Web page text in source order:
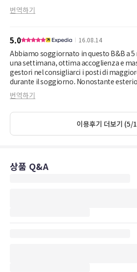
번역하기
5.0 16.08.14
Abbiamo soggiornato in questo B&B a
una settimana, ottima accoglienza e
gestori nel consigliarci i posti di
durante il soggiorno. Nonostante
all'interno la struttura è assolutamente
piacevole. Essendo situata al nono piano,
magnifica vista dall'alto su Catania.
sapremmo giá dove alloggiare! ;)
번역하기
이용후기 더보기 (5/
상품 Q&A